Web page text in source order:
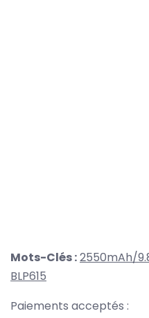
Mots-Clés :2550mAh/
BLP615
Paiements acceptés :